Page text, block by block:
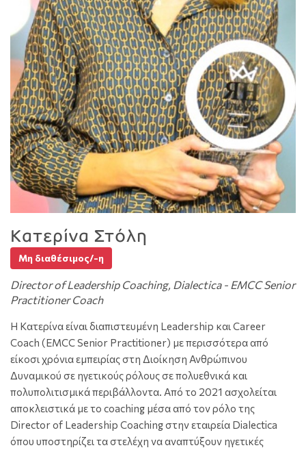
Κατερίνα Στόλη
Μη διαθέσιμος/-η
Director of Leadership Coaching, Dialectica - EMCC Senior
Practitioner Coach
Η Κατερίνα είναι διαπιστευμένη Leadership και Career
Coach (EMCC Senior Practitioner) με περισσότερα από
είκοσι χρόνια εμπειρίας στη Διοίκηση Ανθρώπινου
Δυναμικού σε ηγετικούς ρόλους σε πολυεθνικά και
πολυπολιτισμικά περιβάλλοντα. Από το 2021 ασχολείται
αποκλειστικά με το coaching μέσα από τον ρόλο της
Director of Leadership Coaching στην εταιρεία Dialectica
όπου υποστηρίζει τα στελέχη να αναπτύξουν ηγετικές